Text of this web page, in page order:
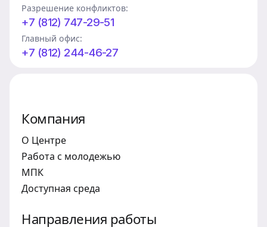
Разрешение конфликтов:
+7 (812) 747-29-51
Главный офис:
+7 (812) 244-46-27
Компания
О Центре
Работа с молодежью
МПК
Доступная среда
Направления работы